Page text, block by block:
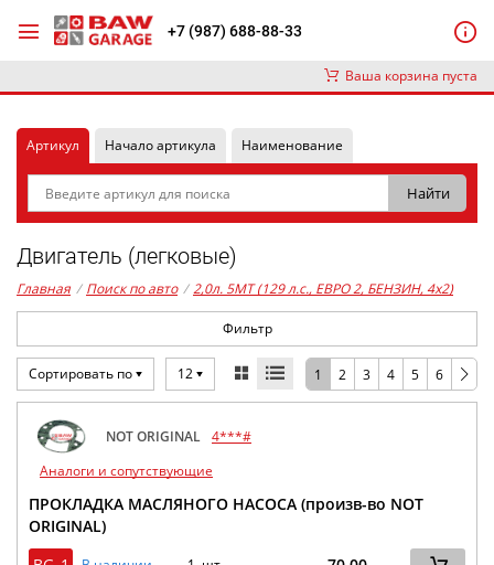
+7 (987) 688-88-33
Ваша корзина пуста
Артикул Начало артикула Наименование
Двигатель (легковые)
Главная / Поиск по авто / 2,0л. 5MT (129 л.с., ЕВРО 2, БЕНЗИН, 4x2)
Фильтр
Сортировать по 12 1 2 3 4 5 6
NOT ORIGINAL 4***#
Аналоги и сопутствующие
ПРОКЛАДКА МАСЛЯНОГО НАСОСА (произв-во NOT
ORIGINAL)